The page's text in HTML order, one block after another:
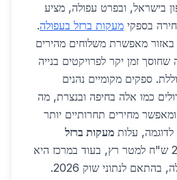
הצפון בישראל, ובפרט עפולה, מציע
בספקי מעקות ברזל בעפולה.
מאפשרת משלוחים מהירים
זמן יקר לפרויקטים בנייה
ספקים מקומיים נהנים
כמו אלה בחיפה ובנצרת, מה
מחירים תחרותיים יותר
עלות מעקות ברזל
מתחילה מ-250 ש"ח למטר רץ, בעוד במרכז היא